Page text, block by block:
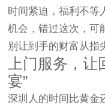
时间紧迫，福利不等
机会，错过这次，可
别让到手的财富从指
上门服务，
宴”
深圳人的时间比黄金